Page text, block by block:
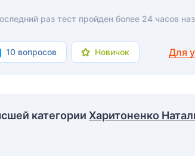
раз тест пройден более 24 часов
10 вопросов Новичок Для
категории Харитоненко